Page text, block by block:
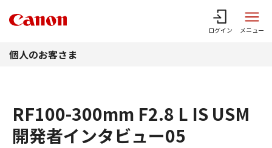
ログイン メニュー
個人のお客さま
RF100-300mm F2.8 L IS USM
開発者インタビュー05